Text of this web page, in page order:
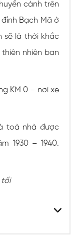
cành trên
Bạch Mã ở
sẽ là thời khắc
nhiên ban
KM 0 – nơi xe
toà nhà được
1930 – 1940.
tối